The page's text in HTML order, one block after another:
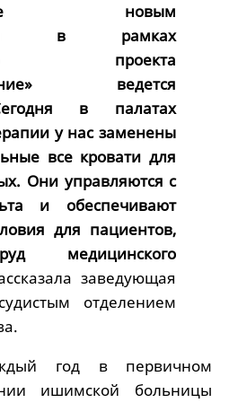
новым
в рамках
проекта
ведется
в палатах
у нас заменены
все кровати для
Они управляются с
и обеспечивают
для пациентов,
медицинского
заведующая
отделением
год в первичном
ишимской больницы